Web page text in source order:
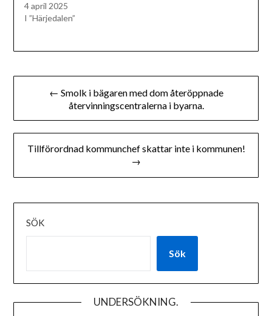
4 april 2025
I ”Härjedalen”
Inläggsnavigering
← Smolk i bägaren med dom återöppnade
återvinningscentralerna i byarna.
Tillförordnad kommunchef skattar inte i kommunen!
→
SÖK
Sök
UNDERSÖKNING.